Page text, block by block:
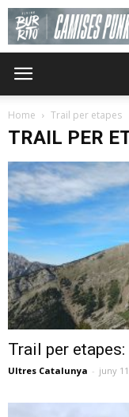
Home Trail per etapes
TRAIL PER
Trail per etapes:
Ultres Catalunya - juny